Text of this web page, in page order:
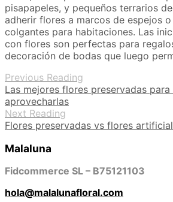
pisapapeles, y pequeños terrarios
adherir flores a marcos de espejos
colgantes para habitaciones. Las
con flores son perfectas para
decoración de bodas que luego
Previous Reading
Las mejores flores preservadas
aprovecharlas
Next Reading
Flores preservadas vs flores
Malaluna
Fidcommerce SL – B75121103
hola@malalunafloral.com